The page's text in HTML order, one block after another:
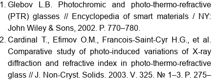
Glebov L.B. Photochromic and photo-thermo-refractive
(PTR) glasses // Encyclopedia of smart materials / NY:
John Wiley & Sons, 2002. P. 770–780.
Cardinal T., Efimov O.M., Francois-Saint-Cyr H.G., et al.
Comparative study of photo-induced variations of X-ray
diffraction and refractive index in photo-thermo-refractive
glass // J. Non-Cryst. Solids. 2003. V. 325. № 1–3. P. 275–